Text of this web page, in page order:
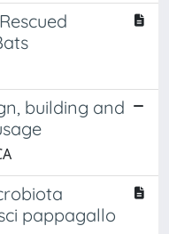
building and
pappagallo